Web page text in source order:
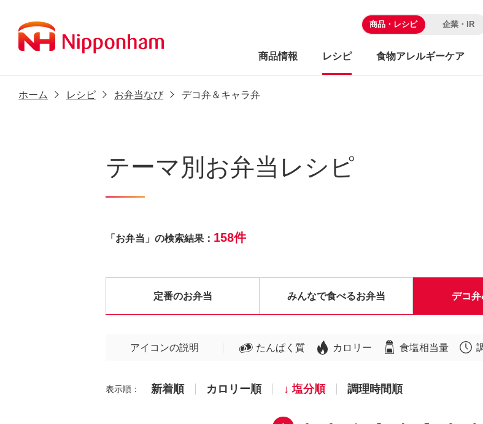
商品・レシピ 企業・IR
商品情報 レシピ 食物アレルギーケア
ホーム レシピ お弁当なび デコ弁＆キャラ弁
テーマ別お弁当レシピ
「お弁当」の検索結果： 158件
定番のお弁当 みんなで食べるお弁当 デコ
アイコンの説明 たんぱく質 カロリー 食塩相当量
表示順： 新着順 カロリー順 塩分順 調理時間順